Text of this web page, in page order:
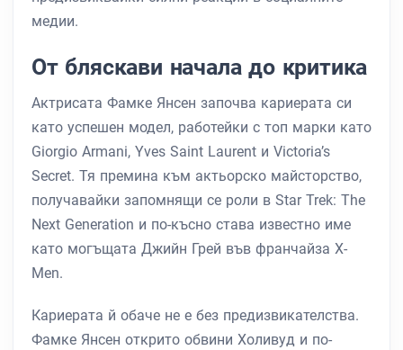
медии.
От бляскави начала до критика
Актрисата Фамке Янсен започва кариерата си
като успешен модел, работейки с топ марки като
Giorgio Armani, Yves Saint Laurent и Victoria’s
Secret. Тя премина към актьорско майсторство,
получавайки запомнящи се роли в Star Trek: The
Next Generation и по-късно става известно име
като могъщата Джийн Грей във франчайза X-
Men.
Кариерата й обаче не е без предизвикателства.
Фамке Янсен открито обвини Холивуд и по-